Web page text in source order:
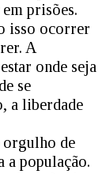
prisões.
isso ocorrer
A
onde seja
se
a liberdade
orgulho de
a população.